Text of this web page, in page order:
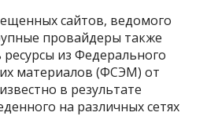
сайтов, ведомого
провайдеры также
из Федерального
материалов (ФСЭМ) от
в результате
на различных сетях